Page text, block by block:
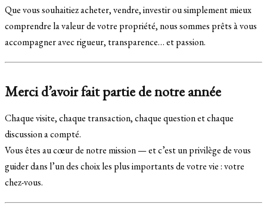
Que vous souhaitiez acheter, vendre, investir ou simplement mieux
comprendre la valeur de votre propriété, nous sommes prêts à vous
accompagner avec rigueur, transparence… et passion.
Merci d’avoir fait partie de notre année
Chaque visite, chaque transaction, chaque question et chaque
discussion a compté.
Vous êtes au cœur de notre mission — et c’est un privilège de vous
guider dans l’un des choix les plus importants de votre vie : votre
chez-vous.